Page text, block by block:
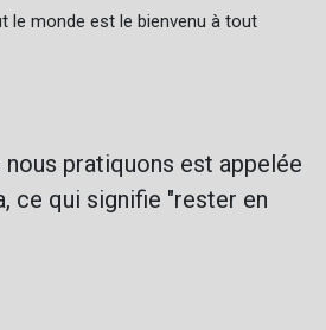
le monde est le bienvenu à tout
pratiquons est appelée
ce qui signifie "rester en